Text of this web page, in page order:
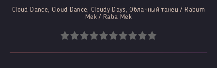
Cloud Dance, Cloud Dance, Cloudy Days, Облачный танец / Rabum
Mek / Raba Mek